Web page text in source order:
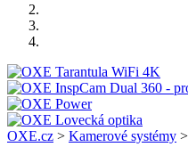
OXE.cz > Kamerové systémy >